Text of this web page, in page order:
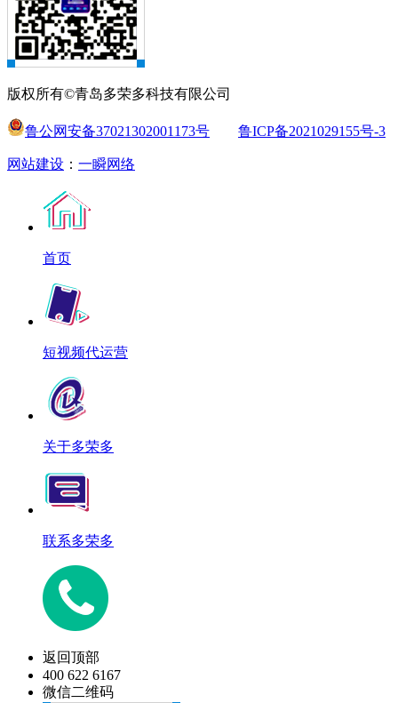
版权所有©青岛多荣多科技有限公司
鲁公网安备37021302001173号 鲁ICP备2021029155号-3
网站建设 ： 一瞬网络
首页
短视频代运营
关于多荣多
联系多荣多
返回顶部
400 622 6167
微信二维码